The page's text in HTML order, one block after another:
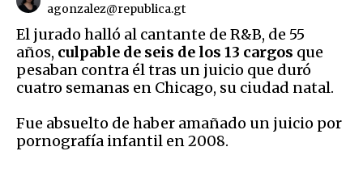
agonzalez@republica.gt
El jurado halló al cantante de R&B, de 55
años, culpable de seis de los 13 cargos que
pesaban contra él tras un juicio que duró
cuatro semanas en Chicago, su ciudad natal.
Fue absuelto de haber amañado un juicio por
pornografía infantil en 2008.